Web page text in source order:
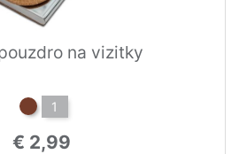
na vizitky
1
€ 2,99